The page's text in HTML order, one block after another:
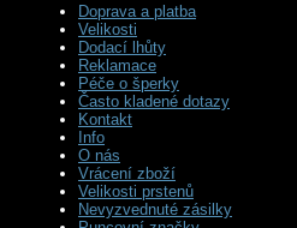
Doprava a platba
Velikosti
Dodací lhůty
Reklamace
Péče o šperky
Často kladené dotazy
Kontakt
Info
O nás
Vrácení zboží
Velikosti prstenů
Nevyzvednuté zásilky